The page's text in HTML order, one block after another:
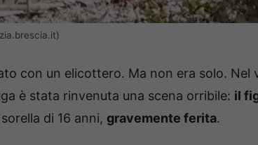
con un elicottero. Ma non era solo. Nel
è stata rinvenuta una scena orribile: il
di 16 anni, gravemente ferita.